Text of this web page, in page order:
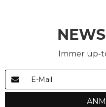
Immer up-